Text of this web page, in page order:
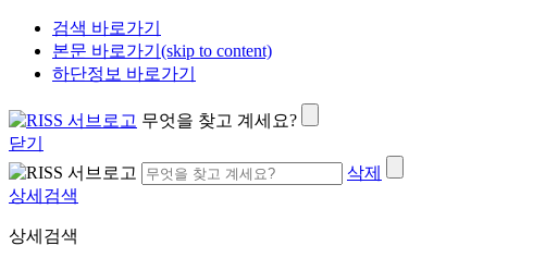
검색 바로가기
본문 바로가기(skip to content)
하단정보 바로가기
무엇을 찾고 계세요?
닫기
삭제
상세검색
상세검색